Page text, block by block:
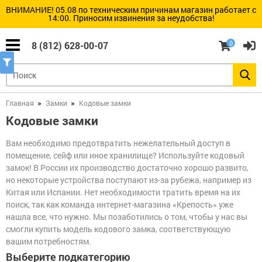
Замки
(все)
Барьер
Замки
и
ручки
для
китайских
Электронные
замки
Врезные
замки
Накладные
замки
Цилиндры
замков(все)
Цилиндры
(Стандарт)
Цилиндры
скандинавского
(финского)
стандарта
Цилиндр
для
замка
Барьер
(Россия)
Цилиндры
с
шестерёнкой
Дверная
фурнитура
Броненакладки
и
Вертушки
на
цилиндры
Глазки
дверные
Дверные
пороги
Дверные
проушины
Умные
замки
Электронные
замки
Электронные
DESi
Электронные
замки
Dircode
Электронные
замки
Konan
Электронные
замки
Сейфы
(все)
Бухгалтерские
шкафы
Взломостойкие
сейфы
сейфы
Депозитные
ячейки
Огневзломостойкие
сейфы
Огнестойкие
картотеки
Шкафы и
стеллажи
Стеллажи
Металлическая
Медицинская
мебель
Инструментальные
шкафы
и
тележки
Верстаки
Разное
ВНИМАНИЕ! 05.08 по техническим причинам магазин работает с
14:00. Приносим извинения за неудобства!
8 (812) 628-00-07 0
Главная Замки Кодовые замки
Кодовые замки
Вам необходимо предотвратить нежелательный доступ в
помещение, сейф или иное хранилище? Используйте кодовый
замок! В России их производство достаточно хорошо развито,
но некоторые устройства поступают из-за рубежа, например из
Китая или Испании. Нет необходимости тратить время на их
поиск, так как команда интернет-магазина «Крепость» уже
нашла все, что нужно. Мы позаботились о том, чтобы у нас вы
смогли купить модель кодового замка, соответствующую
вашим потребностям.
Выберите подкатегорию